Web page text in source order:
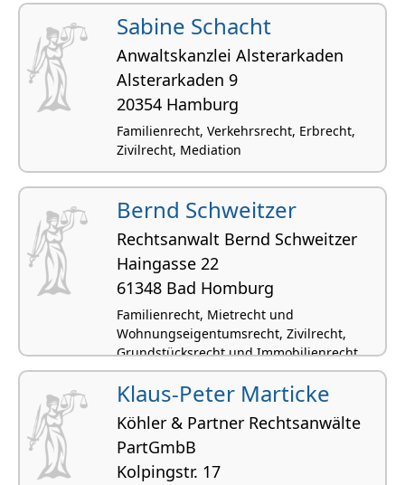
Sabine Schacht
Anwaltskanzlei Alsterarkaden
Alster­arkaden 9
20354 Hamburg
Familienrecht, Verkehrsrecht, Erbrecht,
Zivilrecht, Mediation
Bernd Schweitzer
Rechtsanwalt Bernd Schweitzer
Haingasse 22
61348 Bad Homburg
Familienrecht, Mietrecht und
Wohnungseigentumsrecht, Zivilrecht,
Grundstücksrecht und Immobilienrecht,
Handelsvertreterrecht
Klaus-Peter Marticke
Köhler & Partner Rechtsanwälte
PartGmbB
Kolpingstr. 17